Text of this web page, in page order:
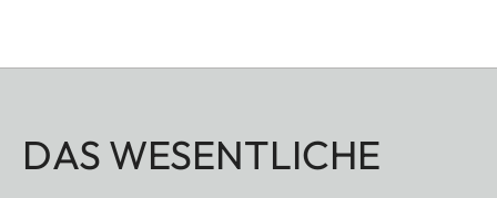
DAS WESENTLICHE